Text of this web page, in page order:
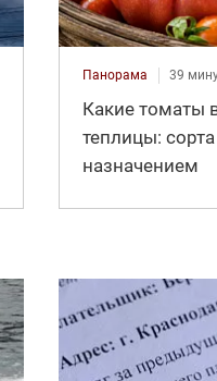
Панорама 39
Какие томаты
теплицы:
назначением